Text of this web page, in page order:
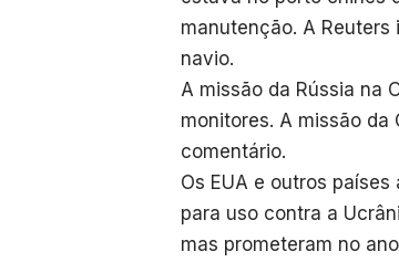
manutenção. A
navio.
A missão da Rússia na
monitores. A missão da
comentário.
Os EUA e outros
para uso contra a
mas prometeram no